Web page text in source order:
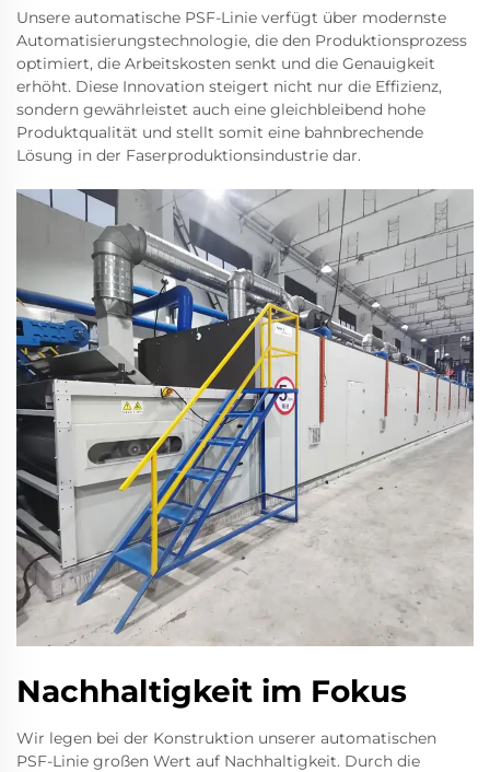
Unsere automatische PSF-Linie verfügt über modernste
Automatisierungstechnologie, die den Produktionsprozess
optimiert, die Arbeitskosten senkt und die Genauigkeit
erhöht. Diese Innovation steigert nicht nur die Effizienz,
sondern gewährleistet auch eine gleichbleibend hohe
Produktqualität und stellt somit eine bahnbrechende
Lösung in der Faserproduktionsindustrie dar.
Nachhaltigkeit im Fokus
Wir legen bei der Konstruktion unserer automatischen
PSF-Linie großen Wert auf Nachhaltigkeit. Durch die